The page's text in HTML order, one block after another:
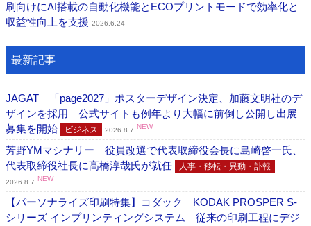
刷向けにAI搭載の自動化機能とECOプリントモードで効率化と
収益性向上を支援 2026.6.24
最新記事
JAGAT 「page2027」ポスターデザイン決定、加藤文明社のデ
ザインを採用 公式サイトも例年より大幅に前倒し公開し出展
募集を開始
ビジネス 2026.8.7 NEW
芳野YMマシナリー 役員改選で代表取締役会長に島崎啓一氏、
代表取締役社長に髙橋淳哉氏が就任
人事・移転・異動・訃報
2026.8.7 NEW
【パーソナライズ印刷特集】コダック KODAK PROSPER S-
シリーズ インプリンティングシステム 従来の印刷工程にデジ